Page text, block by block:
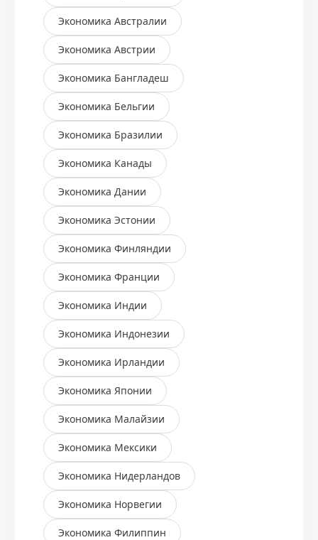
Экономика Австралии
Экономика Австрии
Экономика Бангладеш
Экономика Бельгии
Экономика Бразилии
Экономика Канады
Экономика Дании
Экономика Эстонии
Экономика Финляндии
Экономика Франции
Экономика Индии
Экономика Индонезии
Экономика Ирландии
Экономика Японии
Экономика Малайзии
Экономика Мексики
Экономика Нидерландов
Экономика Норвегии
Экономика Филиппин